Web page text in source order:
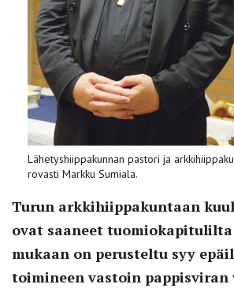
Lähetyshiippakunnan pastori ja
rovasti Markku Sumiala.
Turun arkkihiippakuntaan
ovat saaneet
mukaan on perusteltu syy
toimineen vastoin pappisviran